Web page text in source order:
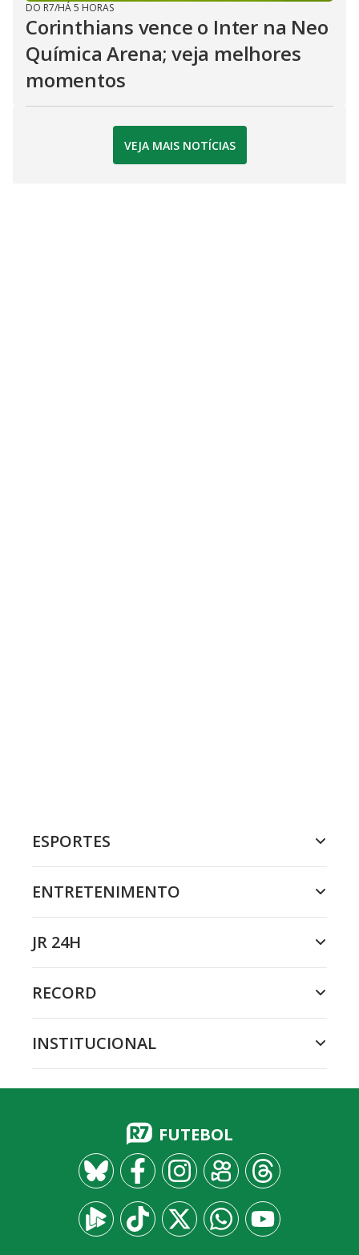
DO R7/HÁ 5 HORAS
Corinthians vence o Inter na Neo
Química Arena; veja melhores
momentos
VEJA MAIS NOTÍCIAS
ESPORTES
ENTRETENIMENTO
JR 24H
RECORD
INSTITUCIONAL
FUTEBOL